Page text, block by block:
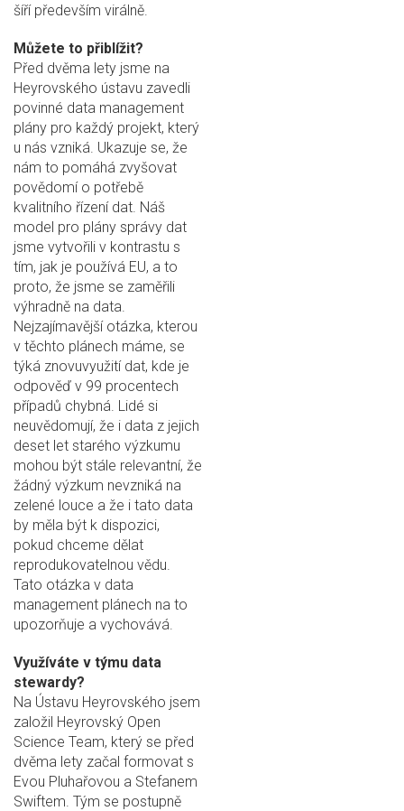
šíří především virálně.
Můžete to přiblížit?
Před dvěma lety jsme na
Heyrovského ústavu zavedli
povinné data management
plány pro každý projekt, který
u nás vzniká. Ukazuje se, že
nám to pomáhá zvyšovat
povědomí o potřebě
kvalitního řízení dat. Náš
model pro plány správy dat
jsme vytvořili v kontrastu s
tím, jak je používá EU, a to
proto, že jsme se zaměřili
výhradně na data.
Nejzajímavější otázka, kterou
v těchto plánech máme, se
týká znovuvyužití dat, kde je
odpověď v 99 procentech
případů chybná. Lidé si
neuvědomují, že i data z jejich
deset let starého výzkumu
mohou být stále relevantní, že
žádný výzkum nevzniká na
zelené louce a že i tato data
by měla být k dispozici,
pokud chceme dělat
reprodukovatelnou vědu.
Tato otázka v data
management plánech na to
upozorňuje a vychovává.
Využíváte v týmu data
stewardy?
Na Ústavu Heyrovského jsem
založil Heyrovský Open
Science Team, který se před
dvěma lety začal formovat s
Evou Pluhařovou a Stefanem
Swiftem. Tým se postupně